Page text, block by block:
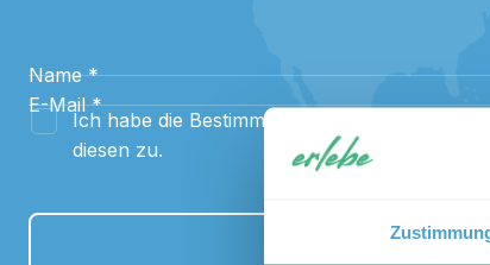
Name *
E-Mail *
Ich habe die Bestimmungen zum
diesen zu.
Anmelden